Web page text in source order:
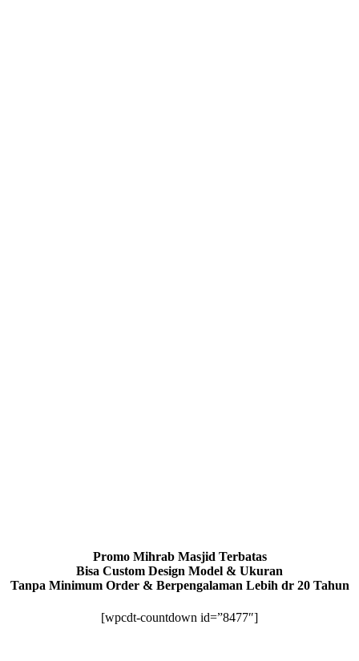
Promo Mihrab Masjid Terbatas
Bisa Custom Design Model & Ukuran
Tanpa Minimum Order & Berpengalaman Lebih dr 20 Tahun
[wpcdt-countdown id=”8477″]